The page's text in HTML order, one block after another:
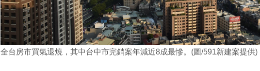
全台房市買氣退燒，其中台中市完銷案年減近8成最慘。(圖/591新建案提供)